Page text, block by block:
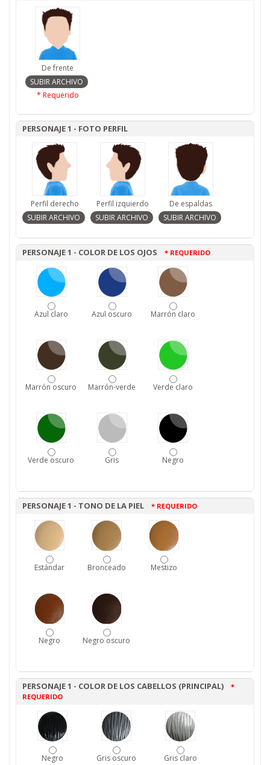
De frente
* Requerido
PERSONAJE 1 - FOTO PERFIL
Perfil derecho Perfil izquierdo De espaldas
PERSONAJE 1 - COLOR DE LOS OJOS * REQUERIDO
Azul claro Azul oscuro Marrón claro
Marrón oscuro Marrón-verde Verde claro
Verde oscuro Gris Negro
PERSONAJE 1 - TONO DE LA PIEL * REQUERIDO
Estándar Bronceado Mestizo
Negro Negro oscuro
PERSONAJE 1 - COLOR DE LOS CABELLOS (PRINCIPAL) *
REQUERIDO
Negro Gris oscuro Gris claro